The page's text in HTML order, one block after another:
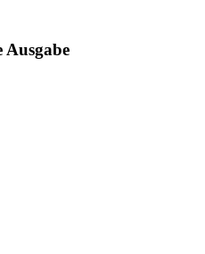
Ausgabe